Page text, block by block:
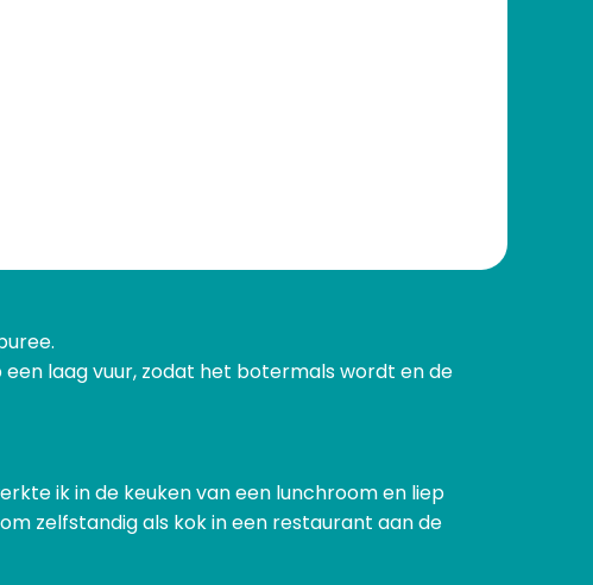
laag vuur, zodat het botermals wordt en de
ik in de keuken van een lunchroom en liep
zelfstandig als kok in een restaurant aan de